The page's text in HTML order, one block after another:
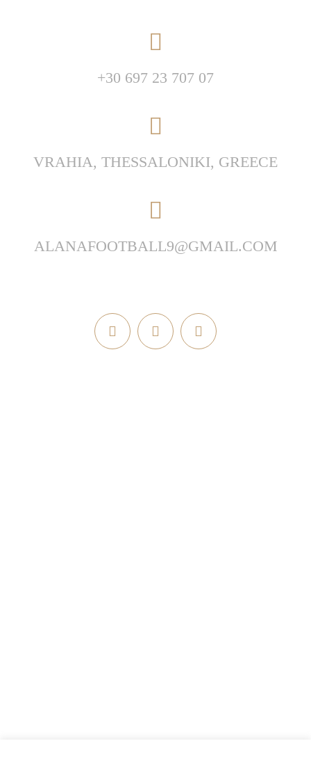
+30 697 23 707 07
VRAHIA, THESSALONIKI, GREECE
ALANAFOOTBALL9@GMAIL.COM